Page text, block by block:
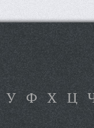
У Ф Х Ц